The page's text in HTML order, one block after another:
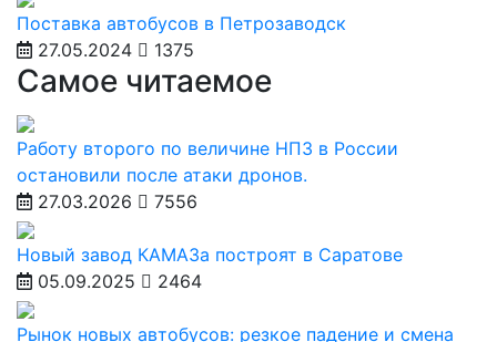
Поставка автобусов в Петрозаводск
27.05.2024
1375
Самое читаемое
Работу второго по величине НПЗ в России
остановили после атаки дронов.
27.03.2026
7556
Новый завод КАМАЗа построят в Саратове
05.09.2025
2464
Рынок новых автобусов: резкое падение и смена